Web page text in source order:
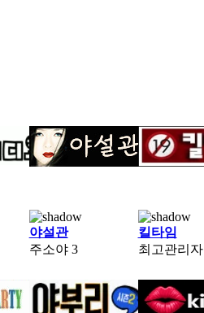
야설관
주소야 3
킬타임
최고관리자